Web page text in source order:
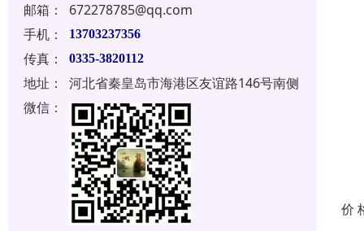
邮箱：
672278785@qq.com
手机：
13703237356
传真： 0335-3820112
地址：
河北省秦皇岛市海港区友谊路146号南侧
微信：
价